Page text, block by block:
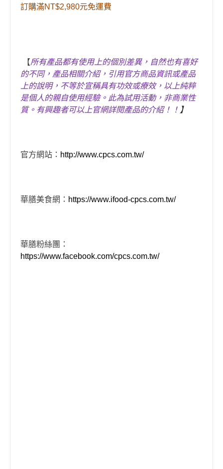
訂購滿NT$2,980元免運費
【所有產品都有使用上的個別差異，自然也有喜好
的不同，產品相關介紹，引用官方商品資訊或產品
上的說明，不等於宣稱具有功效或療效，以上純粹
是個人的親自使用經驗。此為試用活動，非商業性
質。 有興趣者可以上官網詳閱產品的介紹！ ！ 】
官方網站： http://www.cpcs.com.tw/
華膳美食網： https://www.ifood-cpcs.com.tw/
華膳粉絲團：
https://www.facebook.com/cpcs.com.tw/